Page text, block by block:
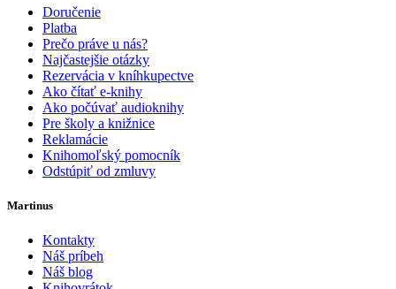
Doručenie
Platba
Prečo práve u nás?
Najčastejšie otázky
Rezervácia v kníhkupectve
Ako čítať e-knihy
Ako počúvať audioknihy
Pre školy a knižnice
Reklamácie
Knihomoľský pomocník
Odstúpiť od zmluvy
Martinus
Kontakty
Náš príbeh
Náš blog